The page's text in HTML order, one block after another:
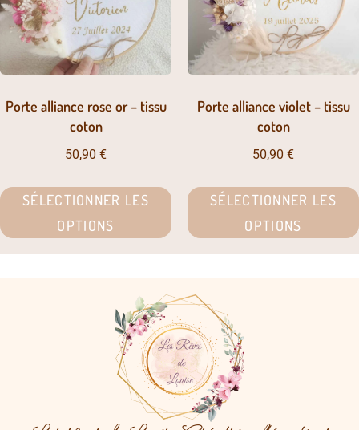
Porte alliance rose or – tissu
coton
50,90 €
SÉLECTIONNER LES
OPTIONS
Porte alliance violet – tissu
coton
50,90 €
SÉLECTIONNER LES
OPTIONS